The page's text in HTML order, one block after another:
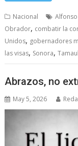
Nacional
Obrador, combatir la
Unidos, gobernadores
las visas, Sonora,
Abrazos, no
May 5, 2026